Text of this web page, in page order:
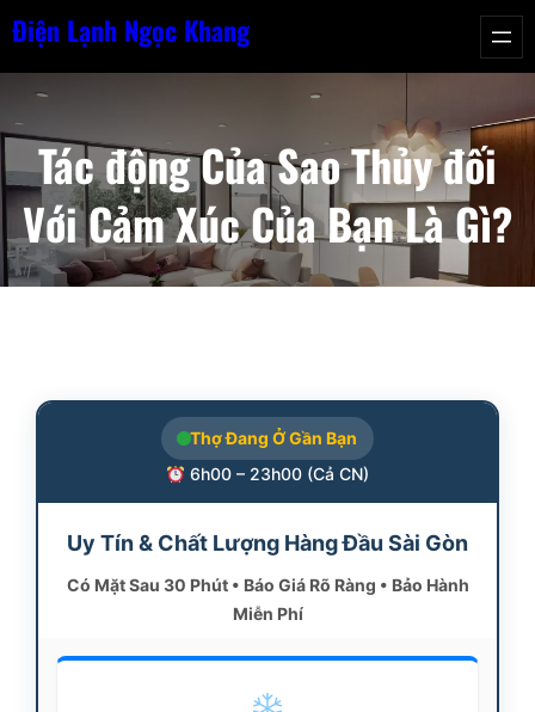
Chuyển
nội
dung
Điện Lạnh Ngọc Khang
Tác động Của Sao Thủy đối
Với Cảm Xúc Của Bạn Là Gì?
Thợ Đang Ở Gần Bạn
6h00 – 23h00 (Cả CN)
Uy Tín & Chất Lượng Hàng Đầu Sài Gòn
Có Mặt Sau 30 Phút • Báo Giá Rõ Ràng • Bảo Hành
Miễn Phí